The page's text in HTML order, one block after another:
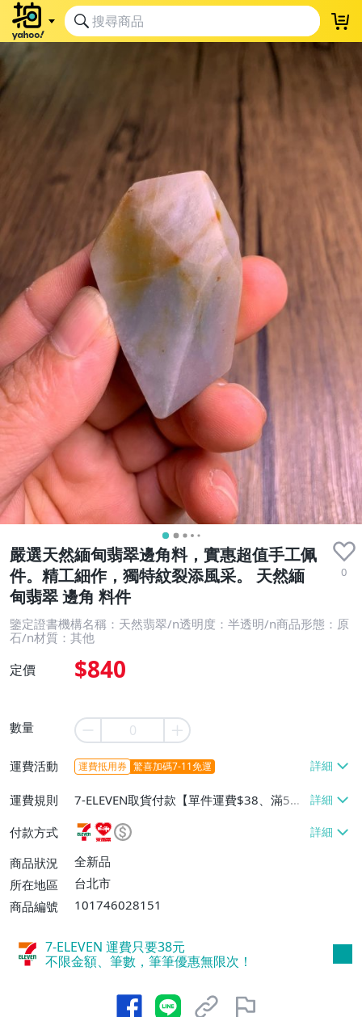
嚴選天然緬甸翡翠邊角料，實惠超值手工佩
件。精工細作，獨特紋裂添風采。 天然緬
甸翡翠 邊角 料件
0
鑒定證書機構名稱：天然翡翠/n透明度：半透明/n商品形態：原
石/n材質：其他
定價 $840
數量
運費活動 運費抵用券 驚喜加碼7-11免運
運費規則
7-ELEVEN取貨付款【單件運費$38、滿5件
或消費滿$1298免運費】、7-ELEVEN取貨
不付款【免運費】、萊爾富取貨付款【單件
運費$60、滿5件或消費滿$1298免運
費】、宅配/貨運【單件運費$120、滿5件
付款方式
商品狀況
全新品
所在地區
台北市
商品編號
101746028151
7-ELEVEN 運費只要38元
不限金額、筆數，筆筆優惠無限次！